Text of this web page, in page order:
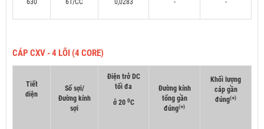
630 61/CC 0,0283 - -
CÁP CXV - 4 LÕI (4 CORE)
Tiết
diện
Số sợi/
Đường kính
sợi
Điện trở DC
tối đa
ở 20 0C
Đường kính
tổng gần
đúng(*)
Khối lượng
cáp gần
đúng(*)